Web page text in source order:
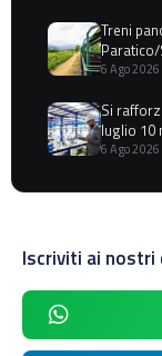
Treni
6 Ago 2026
Si
luglio 10
6 Ago 2026
Iscriviti ai nostri